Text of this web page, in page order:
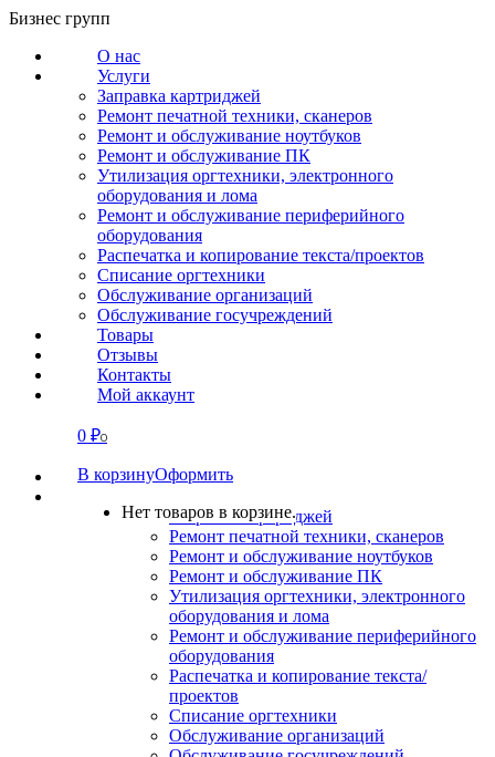
Перейти
содержанию
Бизнес групп
О нас
Услуги
Заправка картриджей
Ремонт печатной техники, сканеров
Ремонт и обслуживание ноутбуков
Ремонт и обслуживание ПК
Утилизация оргтехники, электронного
оборудования и лома
Ремонт и обслуживание периферийного
оборудования
Распечатка и копирование текста/проектов
Списание оргтехники
Обслуживание организаций
Обслуживание госучреждений
Товары
Отзывы
Контакты
Мой аккаунт
0 ₽0
В корзинуОформить
Нет товаров в корзине.
СВЯЗАТЬСЯ
О нас
Заправка картриджей
Ремонт печатной техники, сканеров
Ремонт и обслуживание ноутбуков
Ремонт и обслуживание ПК
Утилизация оргтехники, электронного
оборудования и лома
Ремонт и обслуживание периферийного
оборудования
Распечатка и копирование текста/
проектов
Списание оргтехники
Обслуживание организаций